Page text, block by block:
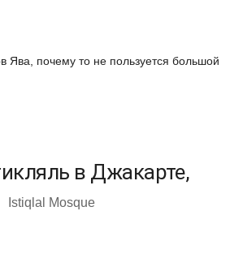
Ява, почему то не пользуется большой
в Джакарте,
Istiqlal Mosque